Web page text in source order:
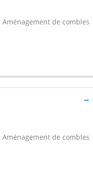
de combles
de combles